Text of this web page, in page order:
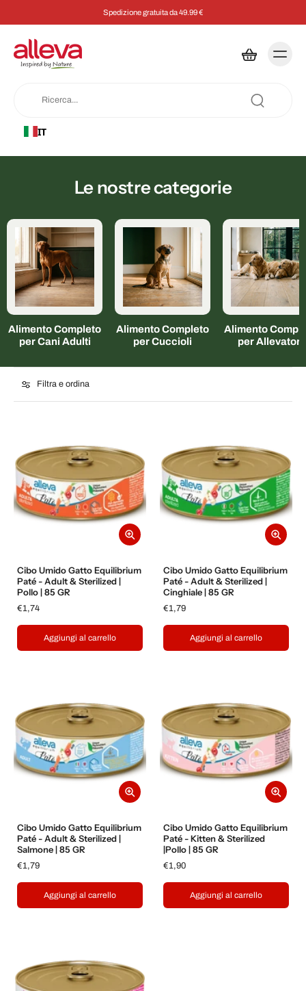
Spedizione gratuita da 49.99 €
IT
Le nostre categorie
Alimento Completo
per Cani Adulti
Alimento Completo
per Cuccioli
Alimento
per Allevatori
Filtra e ordina
Cibo Umido Gatto Equilibrium
Paté - Adult & Sterilized |
Pollo | 85 GR
€1,74
Aggiungi al carrello
Cibo Umido Gatto Equilibrium
Paté - Adult & Sterilized |
Cinghiale | 85 GR
€1,79
Aggiungi al carrello
Cibo Umido Gatto Equilibrium
Paté - Adult & Sterilized |
Salmone | 85 GR
€1,79
Aggiungi al carrello
Cibo Umido Gatto Equilibrium
Paté - Kitten & Sterilized
|Pollo | 85 GR
€1,90
Aggiungi al carrello